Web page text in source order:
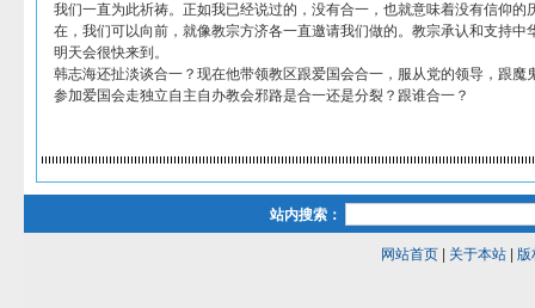
我们一直为此祈祷。正如我已经说过的，没有合一，也就意味着没有信仰的
在，我们可以向前，就像教宗方济各一直邀请我们做的。教宗承认和支持中
明天会很快来到。
韩志海还扯淡谈合一？现在他带领教区跟爱国会合一，服从党的领导，跟魔
参加爱国会走独立自主自办教会邪路是合一还是分裂？跟谁合一？
站内搜索：
网站首页| 关于本站| 版